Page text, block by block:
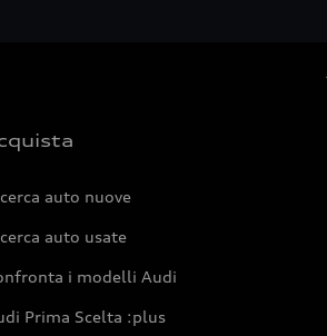
auto nuove
auto usate
i modelli Audi
Prima Scelta :plus